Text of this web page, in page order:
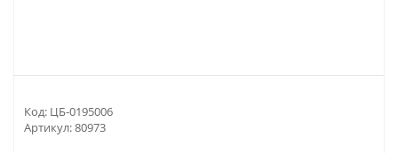
Код: ЦБ-0195006
Артикул:80973